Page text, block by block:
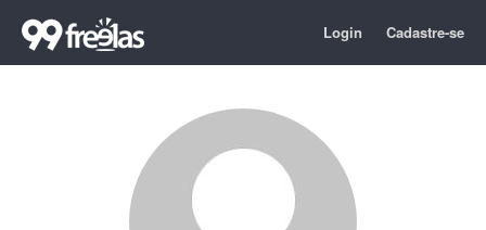
Login Cadastre-se